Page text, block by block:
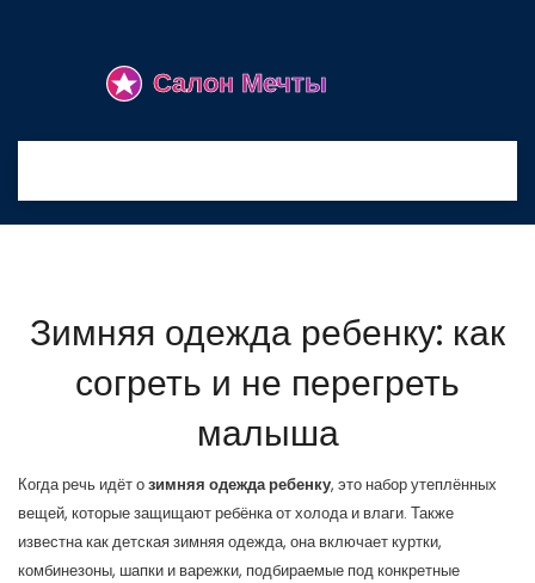
Зимняя одежда ребенку: как
согреть и не перегреть
малыша
Когда речь идёт озимняя одежда ребенку, это набор утеплённых
вещей, которые защищают ребёнка от холода и влаги. Также
известна какдетская зимняя одежда, она включает куртки,
комбинезоны, шапки и варежки, подбираемые под конкретные